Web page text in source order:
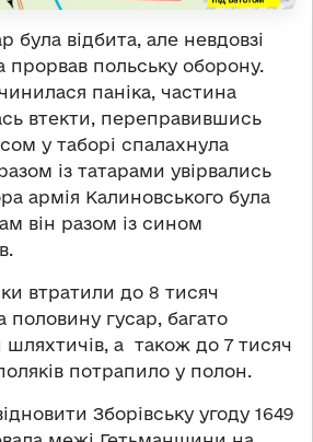
була відбита, але невдовзі
прорвав польську оборону.
паніка, частина
втекти, переправившись
у таборі спалахнула
із татарами увірвались
армія Калиновського була
він разом із сином
втратили до 8 тисяч
половину гусар, багато
шляхтичів, а також до 7 тисяч
потрапило у полон.
Зборівську угоду 1649